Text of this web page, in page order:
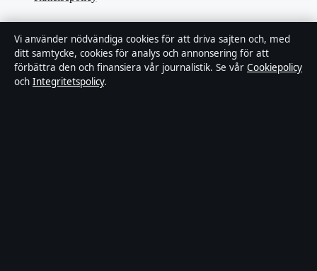
Kändisar & integritet
Integritetspolicy
Vi använder nödvändiga cookies för att driva sajten och, med
ditt samtycke, cookies för analys och annonsering för att
förbättra den och finansiera vår journalistik. Se vår Cookiepolicy
och Integritetspolicy.